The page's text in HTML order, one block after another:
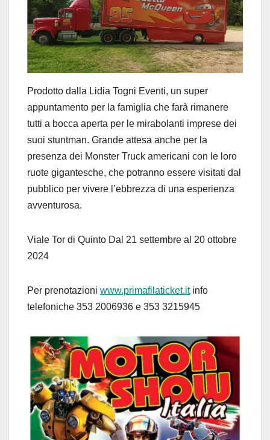
Prodotto dalla Lidia Togni Eventi, un super
appuntamento per la famiglia che farà rimanere
tutti a bocca aperta per le mirabolanti imprese dei
suoi stuntman. Grande attesa anche per la
presenza dei Monster Truck americani con le loro
ruote gigantesche, che potranno essere visitati dal
pubblico per vivere l’ebbrezza di una esperienza
avventurosa.
Viale Tor di Quinto Dal 21 settembre al 20 ottobre
2024
Per prenotazioni www.primafilaticket.itinfo
telefoniche 353 2006936 e 353 3215945